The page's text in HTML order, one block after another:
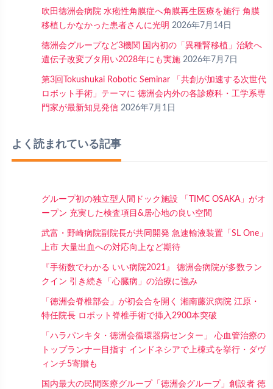
吹田徳洲会病院 水疱性角膜症へ角膜再生医療を施行 角膜
移植しかなかった患者さんに光明 2026年7月14日
徳洲会グループなど3機関 国内初の「異種腎移植」治験へ
遺伝子改変ブタ用い2028年にも実施 2026年7月7日
第3回Tokushukai Robotic Seminar 「共創が加速する次世代
ロボット手術」テーマに 徳洲会内外の各診療科・工学系専
門家が最新知見発信 2026年7月1日
よく読まれている記事
グループ初の独立型人間ドック施設 「TIMC OSAKA」がオ
ープン 充実した検査項目&居心地の良い空間
武富・野崎病院副院長が共同開発 急速輸液装置「SL One」
上市 大量出血への対応向上など期待
『手術数でわかる いい病院2021』 徳洲会病院が多数ラン
クイン 引き続き「心臓病」の治療に強み
「徳洲会脊椎部会」が初会合を開く 湘南藤沢病院 江原・
特任院長 ロボット脊椎手術で挿入2900本突破
「ハラパンキタ・徳洲会循環器病センター」 心血管治療の
トップランナー目指す インドネシアで上棟式を挙行・ダヴ
ィンチ5寄贈も
国内最大の民間医療グループ「徳洲会グループ」創設者 徳